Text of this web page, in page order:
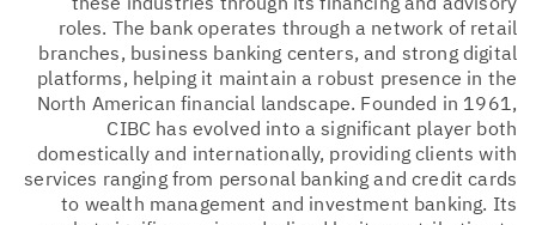
roles. The bank operates through a network of retail
branches, business banking centers, and strong digital
platforms, helping it maintain a robust presence in the
North American financial landscape. Founded in 1961,
CIBC has evolved into a significant player both
domestically and internationally, providing clients with
services ranging from personal banking and credit cards
to wealth management and investment banking. Its